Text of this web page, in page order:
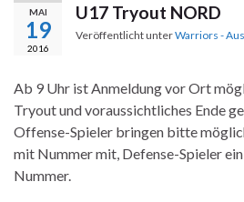
MAI
19
2016
U17 Tryout NORD
Veröffentlicht unterWarriors -
Ab 9 Uhr ist Anmeldung vor Ort
Tryout und voraussichtliches Ende
Offense-Spieler bringen bitte
mit Nummer mit, Defense-Spieler
Nummer.